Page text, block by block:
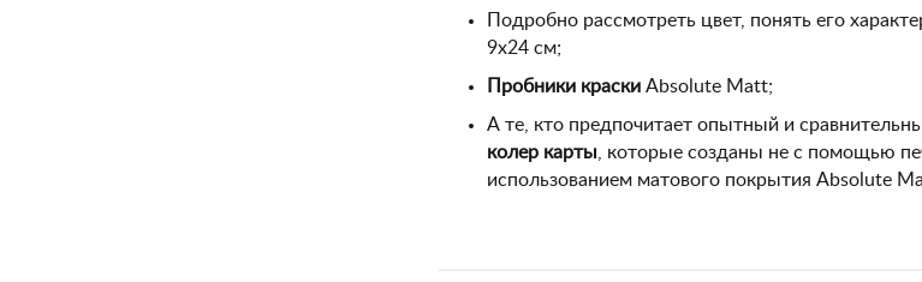
Подробно рассмотреть цвет, понять его
9х24 см;
Пробники краски Absolute Matt;
А те, кто предпочитает опытный и
колер карты, которые созданы не с помощью
использованием матового покрытия Absolute